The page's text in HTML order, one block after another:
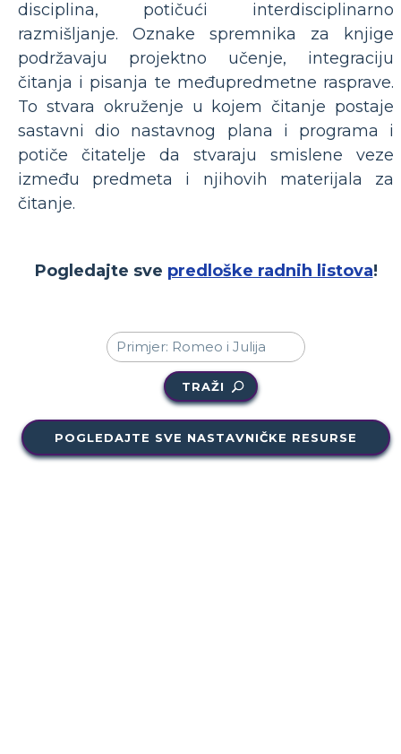
disciplina, potičući interdisciplinarno
razmišljanje. Oznake spremnika za knjige
podržavaju projektno učenje, integraciju
čitanja i pisanja te međupredmetne rasprave.
To stvara okruženje u kojem čitanje postaje
sastavni dio nastavnog plana i programa i
potiče čitatelje da stvaraju smislene veze
između predmeta i njihovih materijala za
čitanje.
Pogledajte sve predloške radnih listova!
TRAŽI
POGLEDAJTE SVE NASTAVNIČKE RESURSE